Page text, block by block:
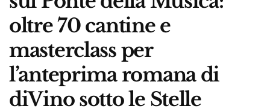
oltre 70 cantine e
masterclass per
l’anteprima romana di
diVino sotto le Stelle